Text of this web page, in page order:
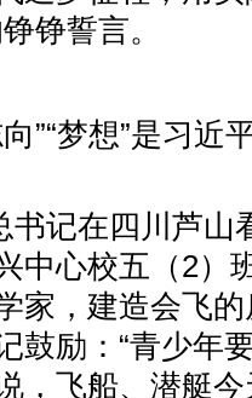
铮誓言。
”“梦想”是习近
书记在四川芦山
中心校五（2）
家，建造会飞
鼓励：“青少年
，飞船、潜艇